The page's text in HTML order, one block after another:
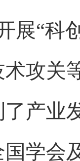
展“科
攻关
产业
学会